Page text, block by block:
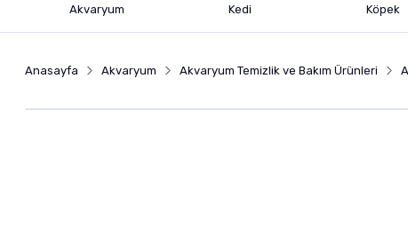
Akvaryum Kedi Köpek
Anasayfa Akvaryum Akvaryum Temizlik ve Bakım Ürünleri